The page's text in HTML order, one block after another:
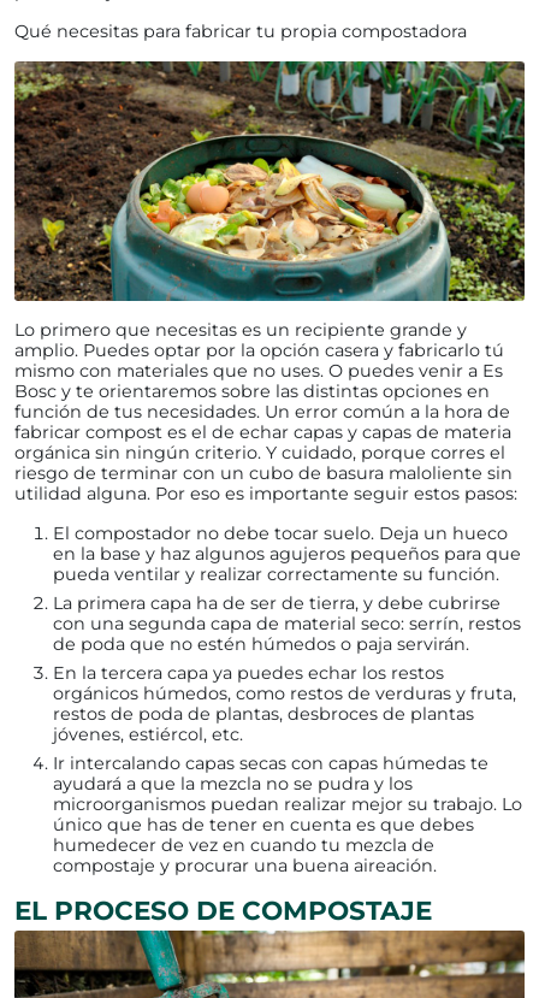
Qué necesitas para fabricar tu propia compostadora
Lo primero que necesitas es un recipiente grande y
amplio. Puedes optar por la opción casera y fabricarlo tú
mismo con materiales que no uses. O puedes venir a Es
Bosc y te orientaremos sobre las distintas opciones en
función de tus necesidades. Un error común a la hora de
fabricar compost es el de echar capas y capas de materia
orgánica sin ningún criterio. Y cuidado, porque corres el
riesgo de terminar con un cubo de basura maloliente sin
utilidad alguna. Por eso es importante seguir estos pasos:
El compostador no debe tocar suelo. Deja un hueco
en la base y haz algunos agujeros pequeños para que
pueda ventilar y realizar correctamente su función.
La primera capa ha de ser de tierra, y debe cubrirse
con una segunda capa de material seco: serrín, restos
de poda que no estén húmedos o paja servirán.
En la tercera capa ya puedes echar los restos
orgánicos húmedos, como restos de verduras y fruta,
restos de poda de plantas, desbroces de plantas
jóvenes, estiércol, etc.
Ir intercalando capas secas con capas húmedas te
ayudará a que la mezcla no se pudra y los
microorganismos puedan realizar mejor su trabajo. Lo
único que has de tener en cuenta es que debes
humedecer de vez en cuando tu mezcla de
compostaje y procurar una buena aireación.
EL PROCESO DE COMPOSTAJE